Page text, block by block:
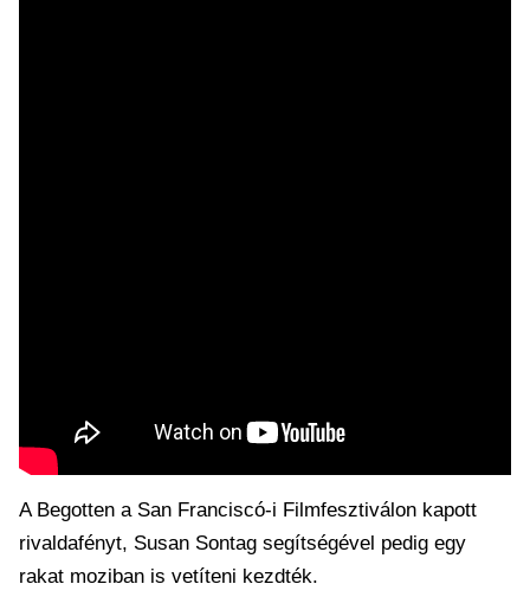
A Begotten a San Franciscó-i Filmfesztiválon kapott
rivaldafényt, Susan Sontag segítségével pedig egy
rakat moziban is vetíteni kezdték.